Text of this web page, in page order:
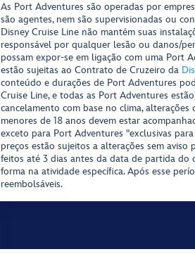
As Port Adventures são operadas por
são agentes, nem são supervisionadas ou
Disney Cruise Line não mantém suas
responsável por qualquer lesão ou danos/
possam expor-se em ligação com uma Port
estão sujeitas ao Contrato de Cruzeiro da
conteúdo e durações de Port Adventures
Cruise Line, e todas as Port Adventures
cancelamento com base no clima, alterações
menores de 18 anos devem estar
exceto para Port Adventures "exclusivas
preços estão sujeitos a alterações sem aviso
feitos até 3 dias antes da data de partida do
forma na atividade específica. Após esse
reembolsáveis.